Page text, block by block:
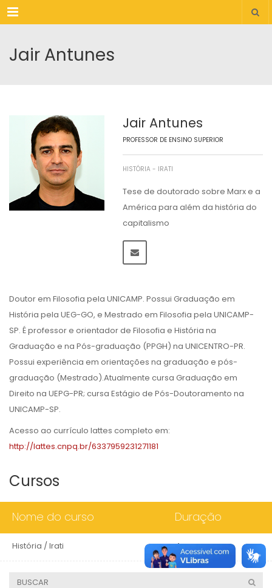
Menu
Jair Antunes
Jair Antunes
PROFESSOR DE ENSINO SUPERIOR
HISTÓRIA - IRATI
Tese de doutorado sobre Marx e a
América para além da história do
capitalismo
Doutor em Filosofia pela UNICAMP. Possui Graduação em
História pela UEG-GO, e Mestrado em Filosofia pela UNICAMP-
SP. É professor e orientador de Filosofia e História na
Graduação e na Pós-graduação (PPGH) na UNICENTRO-PR.
Possui experiência em orientações na graduação e pós-
graduação (Mestrado).Atualmente cursa Graduação em
Direito na UEPG-PR; cursa Estágio de Pós-Doutoramento na
UNICAMP-SP.
Acesso ao currículo lattes completo em:
http://lattes.cnpq.br/6337959231271181
Cursos
Nome do curso Duração
História / Irati 4 anos